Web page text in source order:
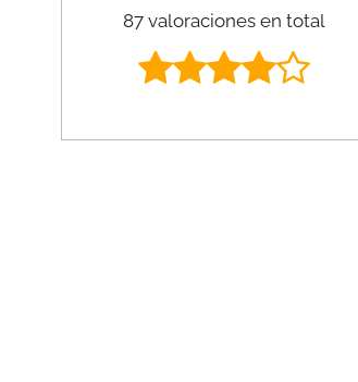
87 valoraciones en total